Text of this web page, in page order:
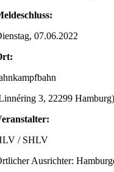
07.06.2022
3, 22299 Hamburg)
/ SHLV
Ausrichter: